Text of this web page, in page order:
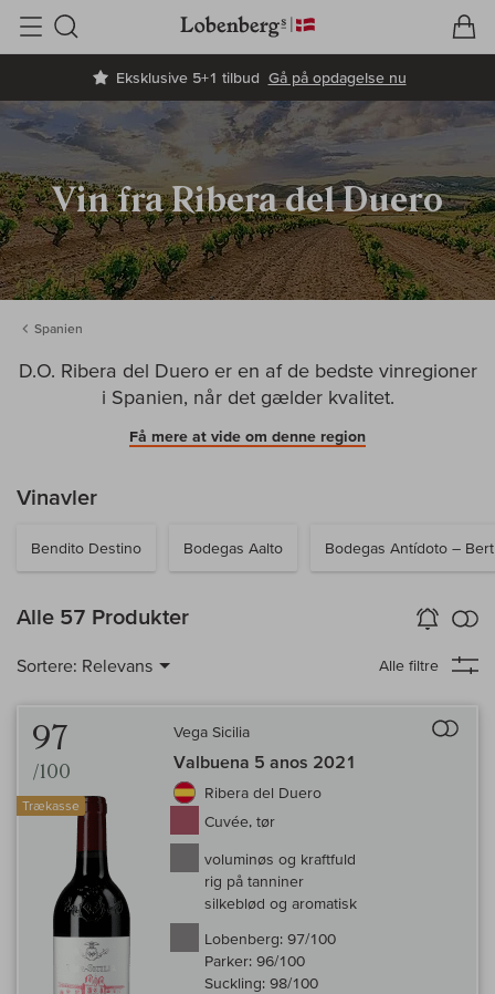
Eksklusive 5+1 tilbud Gå på opdagelse nu
Søg
Vin fra Ribera del Duero
Spanien
D.O. Ribera del Duero er en af de bedste vinregioner
i Spanien, når det gælder kvalitet.
Få mere at vide om denne region
Vinavler
Bendito Destino Bodegas Aalto Bodegas Antídoto –
Alle 57 Produkter Vin-Alarm
aktiver
Sortere: Relevans Alle filtre
97
/100
Trækasse
Vega Sicilia
Valbuena 5 anos 2021
Ribera del Duero
Cuvée, tør
voluminøs og kraftfuld
rig på tanniner
silkeblød og aromatisk
Lobenberg: 97/100
Parker: 96/100
Suckling: 98/100